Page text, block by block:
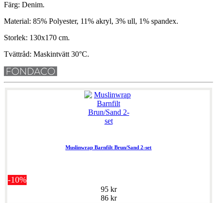
Färg: Denim.
Material: 85% Polyester, 11% akryl, 3% ull, 1% spandex.
Storlek: 130x170 cm.
Tvättråd: Maskintvätt 30°C.
Muslinwrap Barnfilt Brun/Sand 2-set
-10%
95 kr
86 kr